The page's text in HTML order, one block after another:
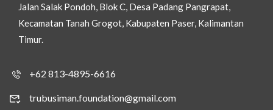
Jalan Salak Pondoh, Blok C, Desa Padang Pangrapat,
Kecamatan Tanah Grogot, Kabupaten Paser, Kalimantan
Timur.
+62 813-4895-6616
trubusiman.foundation@gmail.com